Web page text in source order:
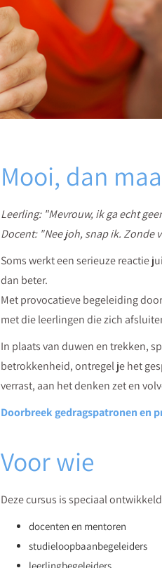
Mooi, dan
Leerling: "Mevrouw, ik ga echt
Docent: "Nee joh, snap ik. Zonde
Soms werkt een serieuze reactie
dan beter.
Met provocatieve begeleiding
met die leerlingen die zich
In plaats van duwen en trekken,
betrokkenheid, ontregel je het
verrast, aan het denken zet en
Doorbreek gedragspatronen en
Voor wie
Deze cursus is speciaal
docenten en mentoren
studieloopbaanbegeleiders